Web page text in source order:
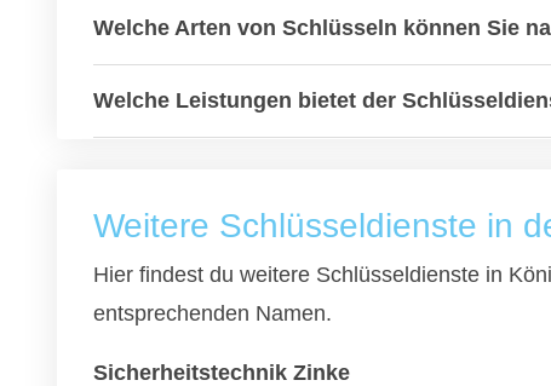
Welche Arten von Schlüsseln können Sie
Welche Leistungen bietet der
Weitere Schlüsseldienste in
Hier findest du weitere Schlüsseldienste in
entsprechenden Namen.
Sicherheitstechnik Zinke